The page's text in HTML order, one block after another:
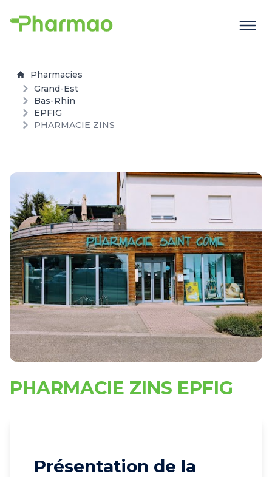
Pharmacies
Grand-Est
Bas-Rhin
EPFIG
PHARMACIE ZINS
PHARMACIE ZINS EPFIG
Présentation de la